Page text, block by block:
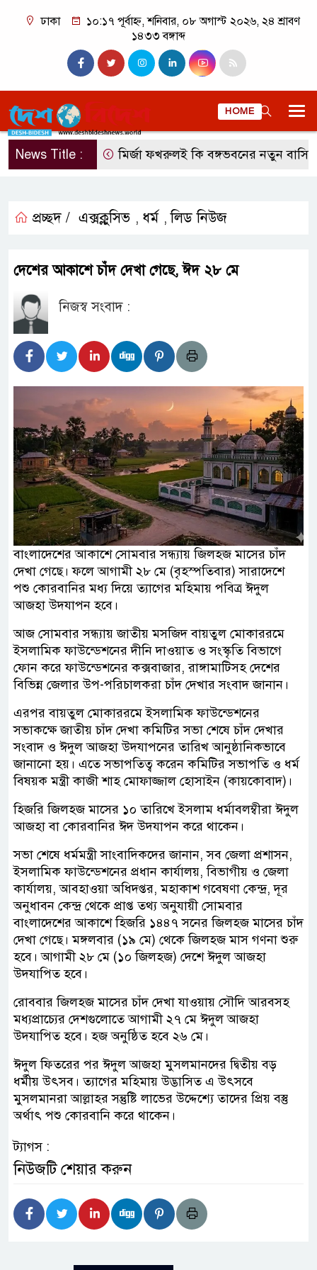
ঢাকা
১০:১৭ পূর্বাহ্ন, শনিবার, ০৮ অগাস্ট ২০২৬, ২৪ শ্রাবণ
১৪৩৩ বঙ্গাব্দ
HOME
News Title : মির্জা ফখরুলই কি বঙ্গভবনের নতুন বাসিন্দা
প্রচ্ছদ / এক্সক্লুসিভ , ধর্ম ,লিড নিউজ
দেশের আকাশে চাঁদ দেখা গেছে, ঈদ ২৮ মে
নিজস্ব সংবাদ :
বাংলাদেশের আকাশে সোমবার সন্ধ্যায় জিলহজ মাসের চাঁদ
দেখা গেছে। ফলে আগামী ২৮ মে (বৃহস্পতিবার) সারাদেশে
পশু কোরবানির মধ্য দিয়ে ত্যাগের মহিমায় পবিত্র ঈদুল
আজহা উদযাপন হবে।
আজ সোমবার সন্ধ্যায় জাতীয় মসজিদ বায়তুল মোকাররমে
ইসলামিক ফাউন্ডেশনের দীনি দাওয়াত ও সংস্কৃতি বিভাগে
ফোন করে ফাউন্ডেশনের কক্সবাজার, রাঙ্গামাটিসহ দেশের
বিভিন্ন জেলার উপ-পরিচালকরা চাঁদ দেখার সংবাদ জানান।
এরপর বায়তুল মোকাররমে ইসলামিক ফাউন্ডেশনের
সভাকক্ষে জাতীয় চাঁদ দেখা কমিটির সভা শেষে চাঁদ দেখার
সংবাদ ও ঈদুল আজহা উদযাপনের তারিখ আনুষ্ঠানিকভাবে
জানানো হয়। এতে সভাপতিত্ব করেন কমিটির সভাপতি ও ধর্ম
বিষয়ক মন্ত্রী কাজী শাহ মোফাজ্জাল হোসাইন (কায়কোবাদ)।
হিজরি জিলহজ মাসের ১০ তারিখে ইসলাম ধর্মাবলম্বীরা ঈদুল
আজহা বা কোরবানির ঈদ উদযাপন করে থাকেন।
সভা শেষে ধর্মমন্ত্রী সাংবাদিকদের জানান, সব জেলা প্রশাসন,
ইসলামিক ফাউন্ডেশনের প্রধান কার্যালয়, বিভাগীয় ও জেলা
কার্যালয়, আবহাওয়া অধিদপ্তর, মহাকাশ গবেষণা কেন্দ্র, দূর
অনুধাবন কেন্দ্র থেকে প্রাপ্ত তথ্য অনুযায়ী সোমবার
বাংলাদেশের আকাশে হিজরি ১৪৪৭ সনের জিলহজ মাসের চাঁদ
দেখা গেছে। মঙ্গলবার (১৯ মে) থেকে জিলহজ মাস গণনা শুরু
হবে। আগামী ২৮ মে (১০ জিলহজ) দেশে ঈদুল আজহা
উদযাপিত হবে।
রোববার জিলহজ মাসের চাঁদ দেখা যাওয়ায় সৌদি আরবসহ
মধ্যপ্রাচ্যের দেশগুলোতে আগামী ২৭ মে ঈদুল আজহা
উদযাপিত হবে। হজ অনুষ্ঠিত হবে ২৬ মে।
ঈদুল ফিতরের পর ঈদুল আজহা মুসলমানদের দ্বিতীয় বড়
ধর্মীয় উৎসব। ত্যাগের মহিমায় উদ্ভাসিত এ উৎসবে
মুসলমানরা আল্লাহর সন্তুষ্টি লাভের উদ্দেশ্যে তাদের প্রিয় বস্তু
অর্থাৎ পশু কোরবানি করে থাকেন।
ট্যাগস :
নিউজটি শেয়ার করুন